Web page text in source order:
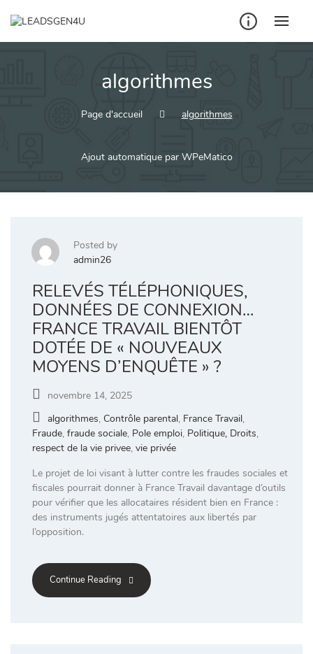
algorithmes
Page d'accueil algorithmes
Ajout automatique par WPeMatico
Posted by
admin26
RELEVÉS TÉLÉPHONIQUES,
DONNÉES DE CONNEXION…
FRANCE TRAVAIL BIENTÔT
DOTÉE DE « NOUVEAUX
MOYENS D’ENQUÊTE » ?
novembre 14, 2025
algorithmes, Contrôle parental, France Travail,
Fraude, fraude sociale, Pole emploi, Politique, Droits,
respect de la vie privee, vie privée
Le projet de loi visant à lutter contre les fraudes sociales et
fiscales pourrait donner à France Travail davantage d’outils
pour vérifier que les allocataires résident bien en France :
des instruments jugés attentatoires aux libertés par
l’opposition.
Continue Reading